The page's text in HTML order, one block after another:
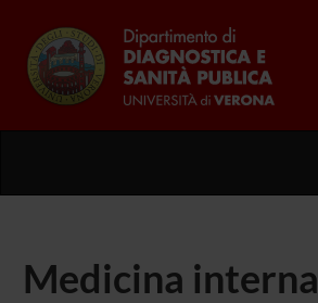
Medicina interna